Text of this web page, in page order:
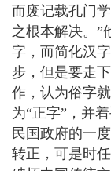
而废记载孔门
之根本解决。”
字，而简化汉
步，但是要走
作，认为俗字
为“正字”，并
民国政府的一
转正，可是时